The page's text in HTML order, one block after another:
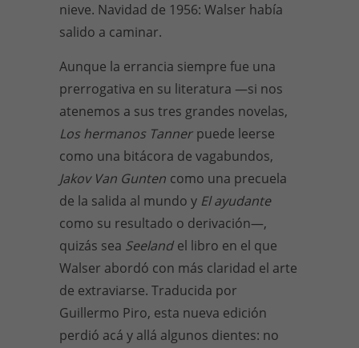
nieve. Navidad de 1956: Walser había
salido a caminar.
Aunque la errancia siempre fue una
prerrogativa en su literatura —si nos
atenemos a sus tres grandes novelas,
Los hermanos Tanner puede leerse
como una bitácora de vagabundos,
Jakov Van Gunten como una precuela
de la salida al mundo y El ayudante
como su resultado o derivación—,
quizás sea Seeland el libro en el que
Walser abordó con más claridad el arte
de extraviarse. Traducida por
Guillermo Piro, esta nueva edición
perdió acá y allá algunos dientes: no